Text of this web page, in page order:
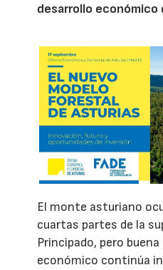
desarrollo económico
El monte asturiano
cuartas partes de la
Principado, pero
económico continúa